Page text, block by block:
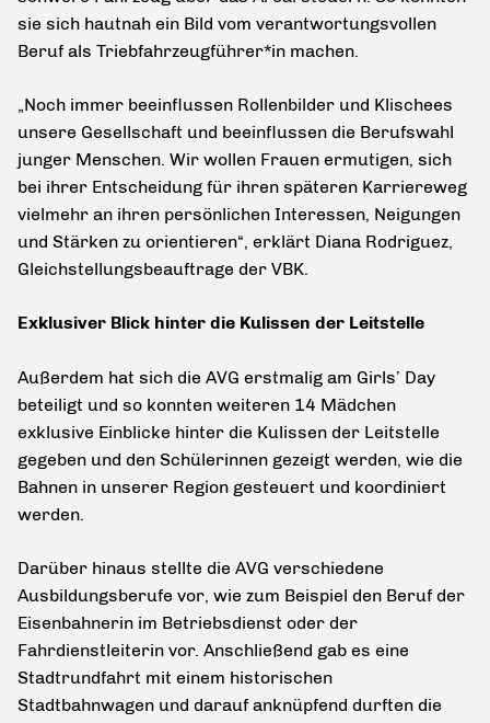
sie sich hautnah ein Bild vom verantwortungsvollen
Beruf als Triebfahrzeugführer*in machen.
„Noch immer beeinflussen Rollenbilder und Klischees
unsere Gesellschaft und beeinflussen die Berufswahl
junger Menschen. Wir wollen Frauen ermutigen, sich
bei ihrer Entscheidung für ihren späteren Karriereweg
vielmehr an ihren persönlichen Interessen, Neigungen
und Stärken zu orientieren“, erklärt Diana Rodriguez,
Gleichstellungsbeauftrage der VBK.
Exklusiver Blick hinter die Kulissen der Leitstelle
Außerdem hat sich die AVG erstmalig am Girls’ Day
beteiligt und so konnten weiteren 14 Mädchen
exklusive Einblicke hinter die Kulissen der Leitstelle
gegeben und den Schülerinnen gezeigt werden, wie die
Bahnen in unserer Region gesteuert und koordiniert
werden.
Darüber hinaus stellte die AVG verschiedene
Ausbildungsberufe vor, wie zum Beispiel den Beruf der
Eisenbahnerin im Betriebsdienst oder der
Fahrdienstleiterin vor. Anschließend gab es eine
Stadtrundfahrt mit einem historischen
Stadtbahnwagen und darauf anknüpfend durften die